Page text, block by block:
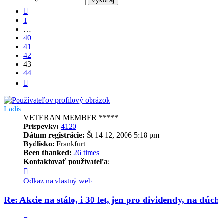
1
…
40
41
42
43
44
Ladis
VETERAN MEMBER *****
Príspevky: 4120
Dátum registrácie: Št 14 12, 2006 5:18 pm
Bydlisko: Frankfurt
Been thanked: 26 times
Kontaktovať používateľa:
informácie
používateľa
-
Ladis
Odkaz na vlastný web
Re: Akcie na stálo, i 30 let, jen pro dividendy, na